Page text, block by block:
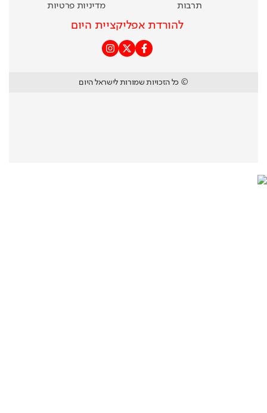
תרבות
מדיניות פרטיות
להורדת אפליקציית היום
© כל הזכויות שמורות לישראל היום